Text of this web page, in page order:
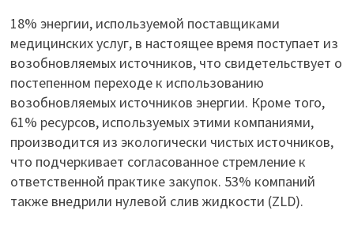
18% энергии, используемой поставщиками
медицинских услуг, в настоящее время поступает из
возобновляемых источников, что свидетельствует о
постепенном переходе к использованию
возобновляемых источников энергии. Кроме того,
61% ресурсов, используемых этими компаниями,
производится из экологически чистых источников,
что подчеркивает согласованное стремление к
ответственной практике закупок. 53% компаний
также внедрили нулевой слив жидкости (ZLD).